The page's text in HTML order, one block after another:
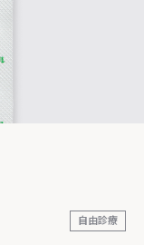
自由診療